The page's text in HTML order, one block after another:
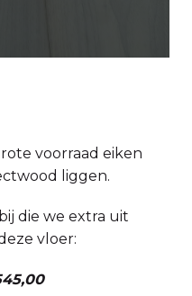
voorraad eiken
liggen.
die we extra uit
vloer: